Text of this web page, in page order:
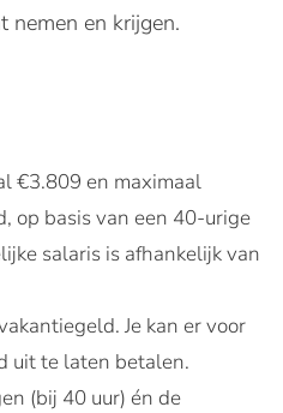
nemen en krijgen.
€3.809 en maximaal
op basis van een 40-urige
salaris is afhankelijk van
Je kan er voor
uit te laten betalen.
(bij 40 uur) én de